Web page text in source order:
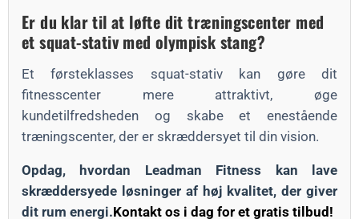
Er du klar til at løfte dit træningscenter med
et squat-stativ med olympisk stang?
Et førsteklasses squat-stativ kan gøre dit
fitnesscenter mere attraktivt, øge
kundetilfredsheden og skabe et enestående
træningscenter, der er skræddersyet til din vision.
Opdag, hvordan Leadman Fitness kan lave
skræddersyede løsninger af høj kvalitet, der giver
dit rum energi. Kontakt os i dag for et gratis tilbud!